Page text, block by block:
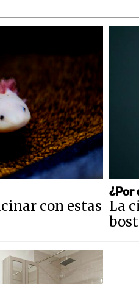
con estas
¿Por
La